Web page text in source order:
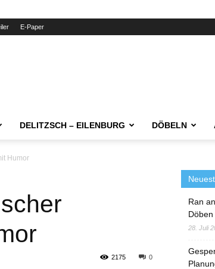
E-Paper
DELITZSCH – EILENBURG DÖBELN
Humor
0
2175
Ran
28. Juli